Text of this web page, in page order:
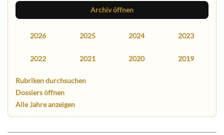
Archiv öffnen
2026 2025 2024 2023
2022 2021 2020 2019
Rubriken durchsuchen
Dossiers öffnen
Alle Jahre anzeigen